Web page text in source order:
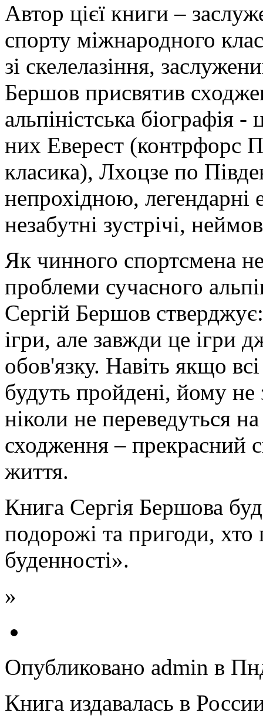
Автор цієї книги –
спорту міжнародного
зі скелелазіння,
Бершов присвятив
альпіністська біографія
них Еверест (контрфорс
класика), Лхоцзе по
непрохідною, легендарні
незабутні зустрічі,
Як чинного спортсмена
проблеми сучасного
Сергій Бершов стверджує:
ігри, але завжди це ігри
обов'язку. Навіть якщо
будуть пройдені, йому
ніколи не переведуться
сходження – прекрасний
життя.
Книга Сергія Бершова
подорожі та пригоди, хто
буденності».
»
Опубликовано admin в
Книга издавалась в